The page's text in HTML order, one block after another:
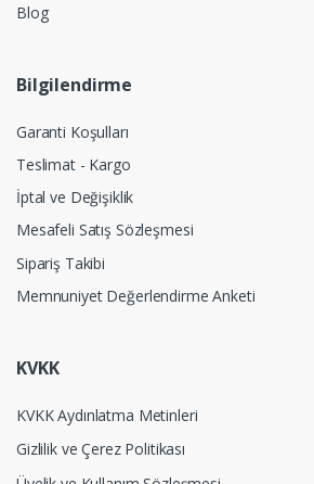
Blog
Bilgilendirme
Garanti Koşulları
Teslimat - Kargo
İptal ve Değişiklik
Mesafeli Satış Sözleşmesi
Sipariş Takibi
Memnuniyet Değerlendirme Anketi
KVKK
KVKK Aydınlatma Metinleri
Gizlilik ve Çerez Politikası